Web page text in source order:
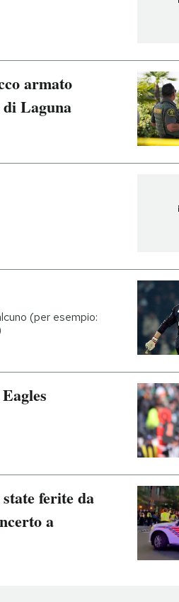
armato
Laguna
(per esempio:
ferite da
a